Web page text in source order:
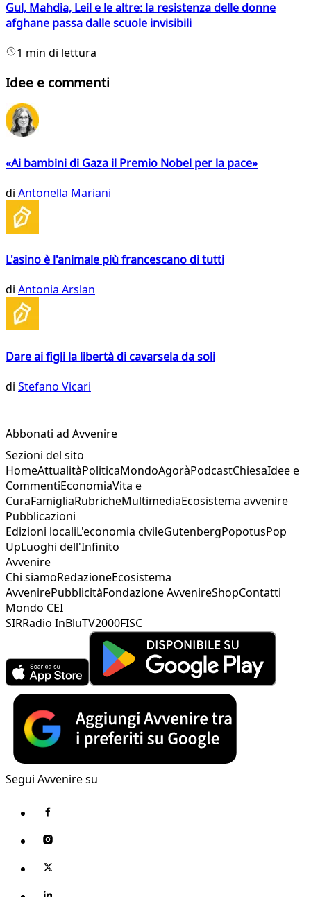
Gul, Mahdia, Leil e le altre: la resistenza delle donne
afghane passa dalle scuole invisibili
1 min di lettura
Idee e commenti
«Ai bambini di Gaza il Premio Nobel per la pace»
di Antonella Mariani
L'asino è l'animale più francescano di tutti
di Antonia Arslan
Dare ai figli la libertà di cavarsela da soli
di Stefano Vicari
Abbonati ad Avvenire
Sezioni del sito
HomeAttualitàPoliticaMondoAgoràPodcastChiesaIdee e
CommentiEconomiaVita e
CuraFamigliaRubricheMultimediaEcosistema avvenire
Pubblicazioni
Edizioni localiL'economia civileGutenbergPopotusPop
UpLuoghi dell'Infinito
Avvenire
Chi siamoRedazioneEcosistema
AvvenirePubblicitàFondazione AvvenireShopContatti
Mondo CEI
SIRRadio InBluTV2000FISC
Segui Avvenire su